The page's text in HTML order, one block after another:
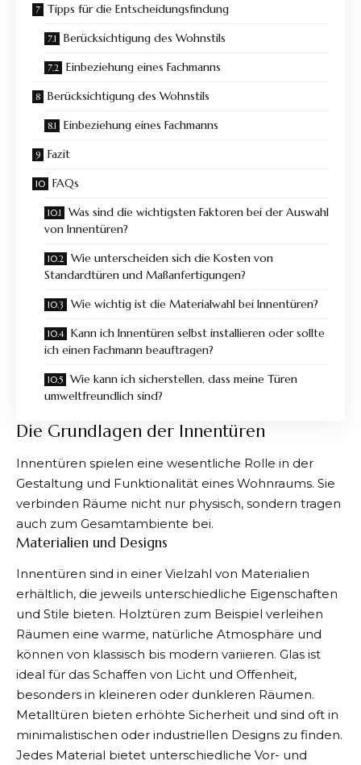
Tipps für die Entscheidungsfindung
Berücksichtigung des Wohnstils
Einbeziehung eines Fachmanns
Berücksichtigung des Wohnstils
Einbeziehung eines Fachmanns
Fazit
FAQs
Was sind die wichtigsten Faktoren bei der Auswahl
von Innentüren?
Wie unterscheiden sich die Kosten von
Standardtüren und Maßanfertigungen?
Wie wichtig ist die Materialwahl bei Innentüren?
Kann ich Innentüren selbst installieren oder sollte
ich einen Fachmann beauftragen?
Wie kann ich sicherstellen, dass meine Türen
umweltfreundlich sind?
Die Grundlagen der Innentüren
Innentüren spielen eine wesentliche Rolle in der
Gestaltung und Funktionalität eines Wohnraums. Sie
verbinden Räume nicht nur physisch, sondern tragen
auch zum Gesamtambiente bei.
Materialien und Designs
Innentüren sind in einer Vielzahl von Materialien
erhältlich, die jeweils unterschiedliche Eigenschaften
und Stile bieten. Holztüren zum Beispiel verleihen
Räumen eine warme, natürliche Atmosphäre und
können von klassisch bis modern variieren. Glas ist
ideal für das Schaffen von Licht und Offenheit,
besonders in kleineren oder dunkleren Räumen.
Metalltüren bieten erhöhte Sicherheit und sind oft in
minimalistischen oder industriellen Designs zu finden.
Jedes Material bietet unterschiedliche Vor- und